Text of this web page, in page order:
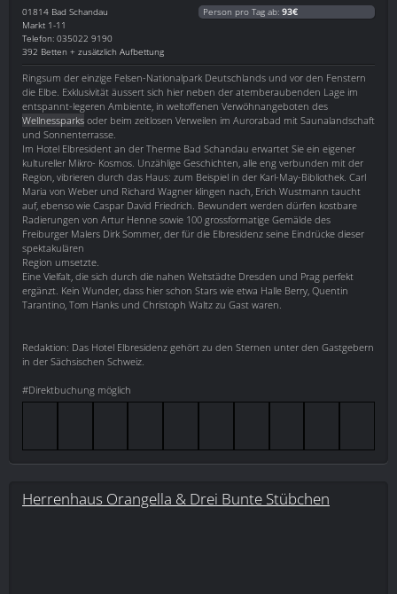
01814 Bad Schandau
Markt 1-11
Telefon: 035022 9190
392 Betten + zusätzlich Aufbettung
Person pro Tag ab: 93€
Ringsum der einzige Felsen-Nationalpark Deutschlands und vor den Fenstern
die Elbe. Exklusivität äussert sich hier neben der atemberaubenden Lage im
entspannt-legeren Ambiente, in weltoffenen Verwöhnangeboten des
Wellnessparks oder beim zeitlosen Verweilen im Aurorabad mit Saunalandschaft
und Sonnenterrasse.
Im Hotel Elbresident an der Therme Bad Schandau erwartet Sie ein eigener
kultureller Mikro- Kosmos. Unzählige Geschichten, alle eng verbunden mit der
Region, vibrieren durch das Haus: zum Beispiel in der Karl-May-Bibliothek. Carl
Maria von Weber und Richard Wagner klingen nach, Erich Wustmann taucht
auf, ebenso wie Caspar David Friedrich. Bewundert werden dürfen kostbare
Radierungen von Artur Henne sowie 100 grossformatige Gemälde des
Freiburger Malers Dirk Sommer, der für die Elbresidenz seine Eindrücke dieser
spektakulären
Region umsetzte.
Eine Vielfalt, die sich durch die nahen Weltstädte Dresden und Prag perfekt
ergänzt. Kein Wunder, dass hier schon Stars wie etwa Halle Berry, Quentin
Tarantino, Tom Hanks und Christoph Waltz zu Gast waren.
Redaktion: Das Hotel Elbresidenz gehört zu den Sternen unter den Gastgebern
in der Sächsischen Schweiz.
#Direktbuchung möglich
Herrenhaus Orangella & Drei Bunte Stübchen